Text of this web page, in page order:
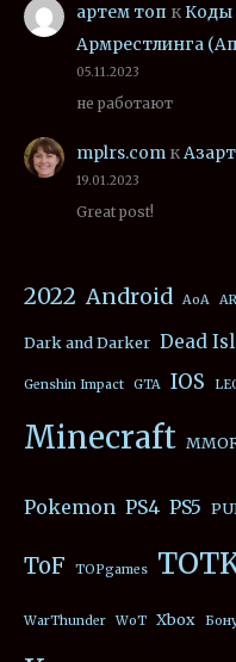
артем топ к Коды
Армрестлинга
05.11.2023
не работают
mplrs.com к
19.01.2023
Great post!
2022 Android AoA
Dark and Darker Dead
Genshin Impact GTA IOS
Minecraft
Pokemon PS4 PS5
ToF TOPgames
WarThunder WoT Xbox